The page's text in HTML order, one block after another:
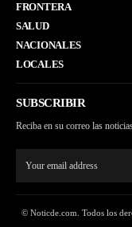
FRONTERA
SALUD
NACIONALES
LOCALES
SUBSCRIBIR
Reciba en su correo las
© Noticde.com. Todos los